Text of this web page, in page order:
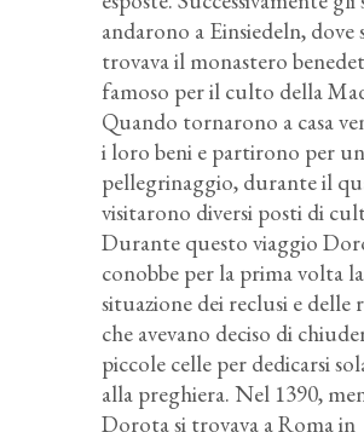
andarono a Einsiedeln, dove
trovava il monastero
famoso per il culto della
Quando tornarono a casa
i loro beni e partirono per
pellegrinaggio, durante il
visitarono diversi posti di
Durante questo viaggio
conobbe per la prima volta la
situazione dei reclusi e delle
che avevano deciso di
piccole celle per dedicarsi
alla preghiera. Nel 1390,
Dorota si trovava a Roma in